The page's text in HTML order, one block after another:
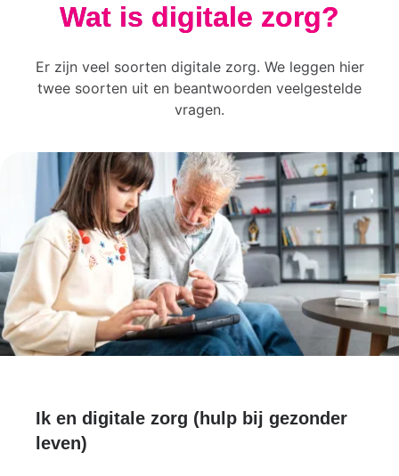
Wat is digitale zorg?
Er zijn veel soorten digitale zorg. We leggen hier
twee soorten uit en beantwoorden veelgestelde
vragen.
Ik en digitale zorg (hulp bij gezonder
leven)